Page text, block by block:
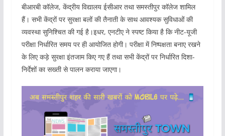
बीआरबी कॉलेज, केंद्रीय विद्यालय ईसीआर तथा समस्तीपुर कॉलेज शामिल
हैं। सभी केंद्रों पर सुरक्षा बलों की तैनाती के साथ आवश्यक सुविधाओं की
व्यवस्था सुनिश्चित की गई है।इधर, एनटीए ने स्पष्ट किया है कि नीट-यूजी
परीक्षा निर्धारित समय पर ही आयोजित होगी। परीक्षा में निष्पक्षता बनाए रखने
के लिए कड़े सुरक्षा इंतजाम किए गए हैं तथा सभी केंद्रों पर निर्धारित दिशा-
निर्देशों का सख्ती से पालन कराया जाएगा।